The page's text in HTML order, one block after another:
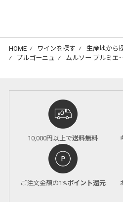
HOME ⁄ ワインを探す ⁄ 生産地から
⁄ ブルゴーニュ ⁄ ムルソー プルミエ
10,000円以上で送料無料
ご注文金額の1%ポイント還元